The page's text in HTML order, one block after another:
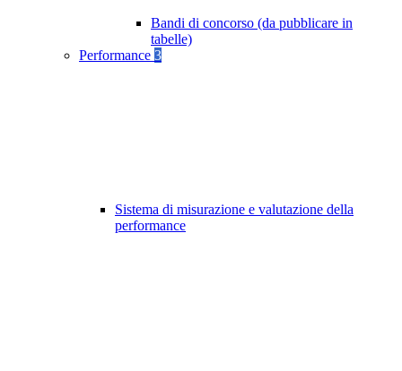
Bandi di concorso (da pubblicare in
tabelle)
Performance 3
Sistema di misurazione e valutazione della
performance